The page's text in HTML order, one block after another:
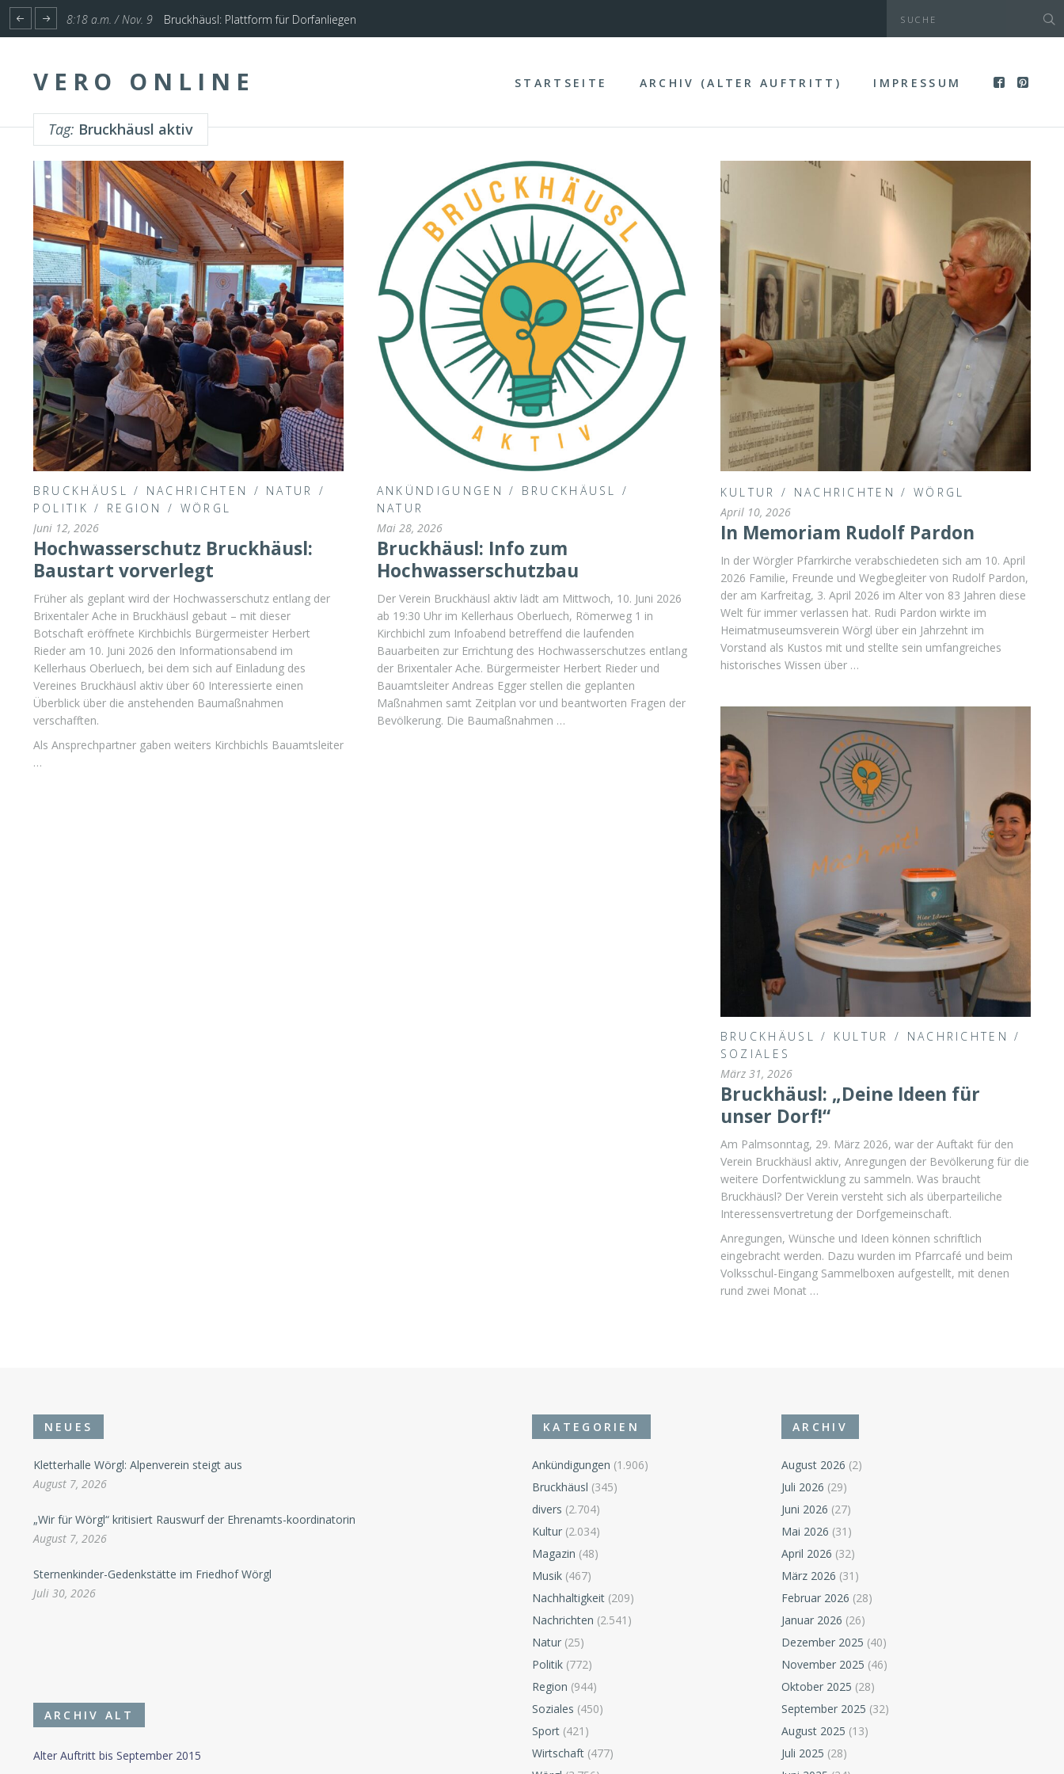
1:17 p.m. / Nov. 4 Start für Planung Hochwasserschutz Unterinntal
VERO ONLINE STARTSEITE ARCHIV (ALTER AUFTRITT) IMPRESSUM
Tag: Bruckhäusl aktiv
BRUCKHÄUSL / NACHRICHTEN / NATUR /
POLITIK / REGION / WÖRGL
Juni 12, 2026
Hochwasserschutz Bruckhäusl:
Baustart vorverlegt
Früher als geplant wird der Hochwasserschutz entlang der
Brixentaler Ache in Bruckhäusl gebaut – mit dieser
Botschaft eröffnete Kirchbichls Bürgermeister Herbert
Rieder am 10. Juni 2026 den Informationsabend im
Kellerhaus Oberluech, bei dem sich auf Einladung des
Vereines Bruckhäusl aktiv über 60 Interessierte einen
Überblick über die anstehenden Baumaßnahmen
verschafften.
Als Ansprechpartner gaben weiters Kirchbichls Bauamtsleiter
…
ANKÜNDIGUNGEN / BRUCKHÄUSL /
NATUR
Mai 28, 2026
Bruckhäusl: Info zum
Hochwasserschutzbau
Der Verein Bruckhäusl aktiv lädt am Mittwoch, 10. Juni 2026
ab 19:30 Uhr im Kellerhaus Oberluech, Römerweg 1 in
Kirchbichl zum Infoabend betreffend die laufenden
Bauarbeiten zur Errichtung des Hochwasserschutzes entlang
der Brixentaler Ache. Bürgermeister Herbert Rieder und
Bauamtsleiter Andreas Egger stellen die geplanten
Maßnahmen samt Zeitplan vor und beantworten Fragen der
Bevölkerung. Die Baumaßnahmen …
KULTUR / NACHRICHTEN / WÖRGL
April 10, 2026
In Memoriam Rudolf Pardon
In der Wörgler Pfarrkirche verabschiedeten sich am 10. April
2026 Familie, Freunde und Wegbegleiter von Rudolf Pardon,
der am Karfreitag, 3. April 2026 im Alter von 83 Jahren diese
Welt für immer verlassen hat. Rudi Pardon wirkte im
Heimatmuseumsverein Wörgl über ein Jahrzehnt im
Vorstand als Kustos mit und stellte sein umfangreiches
historisches Wissen über …
BRUCKHÄUSL / KULTUR / NACHRICHTEN /
SOZIALES
März 31, 2026
Bruckhäusl: „Deine Ideen für
unser Dorf!“
Am Palmsonntag, 29. März 2026, war der Auftakt für den
Verein Bruckhäusl aktiv, Anregungen der Bevölkerung für die
weitere Dorfentwicklung zu sammeln. Was braucht
Bruckhäusl? Der Verein versteht sich als überparteiliche
Interessensvertretung der Dorfgemeinschaft.
Anregungen, Wünsche und Ideen können schriftlich
eingebracht werden. Dazu wurden im Pfarrcafé und beim
Volksschul-Eingang Sammelboxen aufgestellt, mit denen
rund zwei Monat …
NEUES
Kletterhalle Wörgl: Alpenverein steigt aus
August 7, 2026
„Wir für Wörgl“ kritisiert Rauswurf der Ehrenamts-koordinatorin
August 7, 2026
Sternenkinder-Gedenkstätte im Friedhof Wörgl
Juli 30, 2026
ARCHIV ALT
Alter Auftritt bis September 2015
KATEGORIEN
Ankündigungen (1.906)
Bruckhäusl (345)
divers (2.704)
Kultur (2.034)
Magazin (48)
Musik (467)
Nachhaltigkeit (209)
Nachrichten (2.541)
Natur (25)
Politik (772)
Region (944)
Soziales (450)
Sport (421)
Wirtschaft (477)
ARCHIV
August 2026 (2)
Juli 2026 (29)
Juni 2026 (27)
Mai 2026 (31)
April 2026 (32)
März 2026 (31)
Februar 2026 (28)
Januar 2026 (26)
Dezember 2025 (40)
November 2025 (46)
Oktober 2025 (28)
September 2025 (32)
August 2025 (13)
Juli 2025 (28)